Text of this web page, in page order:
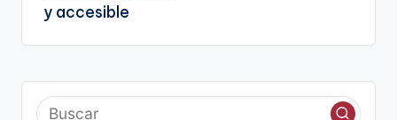
y accesible